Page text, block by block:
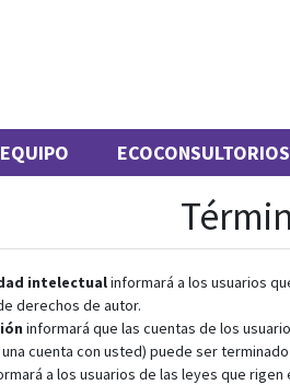
EQUIPO ECOCONSULTORIOS
intelectualinformará a los usuarios
derechos de autor.
informará que las cuentas de los
cuenta con usted) puede ser
a los usuarios de las leyes que